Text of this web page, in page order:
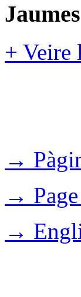
+ Veire
→
→
→